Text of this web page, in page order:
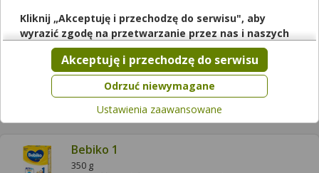
Bebiko 1
24 szt. po 90 ml
żywność specjalnego przeznaczenia
Dostępność
Dodaj do koszyka
Bebiko 1
350 g
Kliknij „Akceptuję i przechodzę do serwisu", aby
wyrazić zgodę na przetwarzanie przez nas i naszych
partnerów Twoich danych w powyższych celach.
Pamiętaj, że wyrażenie zgody jest dobrowolne, a wyrażoną
zgodę możesz w każdej chwili cofnąć, możesz też wycofać
zgodę na przetwarzanie Twoich danych tylko w niektórych
celach. Jeżeli chcesz dowiedzieć się więcej lub chcesz
dokonać za pomocą „Ustawień zaawansowanych".
Więcej informacji na temat wykorzystywania narzędzi
Odrzuć niewymagane
Akceptuję i przechodzę do serwisu
Ustawienia zaawansowane